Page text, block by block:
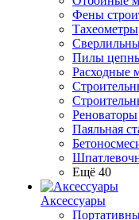
Фены
Тахеометры
Пилы
Расходные
Реноваторы
Паяльная
Ещё 40
Аксессуары